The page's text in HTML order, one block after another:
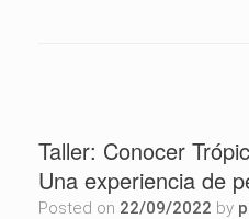
Taller: Conocer
Una experiencia de
Posted on 22/09/2022 by